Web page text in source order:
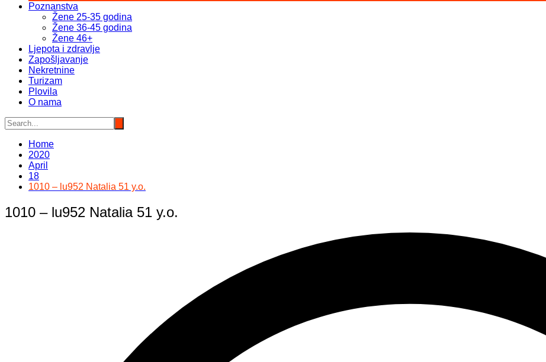
Poznanstva
Žene 25-35 godina
Žene 36-45 godina
Žene 46+
Ljepota i zdravlje
Zapošljavanje
Nekretnine
Turizam
Plovila
O nama
Home
2020
April
18
1010 – lu952 Natalia 51 y.o.
1010 – lu952 Natalia 51 y.o.